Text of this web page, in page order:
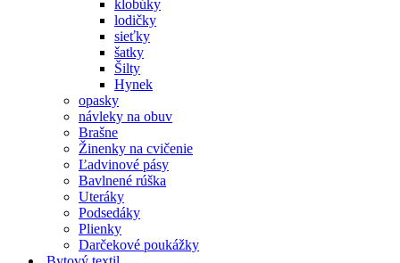
klobúky
lodičky
sieťky
šatky
Šilty
Hynek
opasky
návleky na obuv
Brašne
Žinenky na cvičenie
Ľadvinové pásy
Bavlnené rúška
Uteráky
Podsedáky
Plienky
Darčekové poukážky